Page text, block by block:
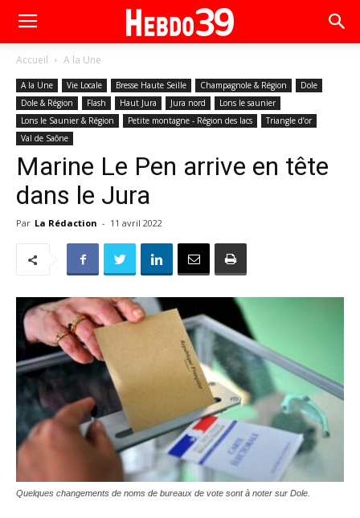
Accueil A la Une
A la Une Vie Locale Bresse Haute Seille Champagnole & Région
Dole
Dole & Région
Flash Haut Jura Jura nord
Lons le saunier
Lons le Saunier & Région
Petite montagne - Région des lacs
Triangle d’or
Val de Saône
Marine Le Pen arrive en tête
dans le Jura
Par La Rédaction - 11 avril 2022
Quelques changements de noms de bureaux de vote sont à noter sur Dole.